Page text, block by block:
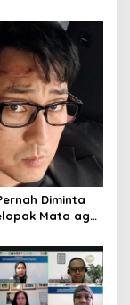
Diminta
Mata agar